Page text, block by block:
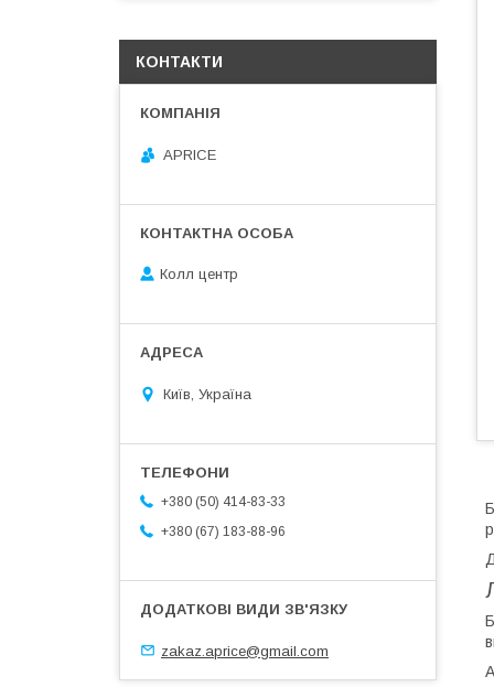
КОНТАКТИ
APRICE
Колл центр
Київ, Україна
+380 (50) 414-83-33
+380 (67) 183-88-96
zakaz.aprice@gmail.com